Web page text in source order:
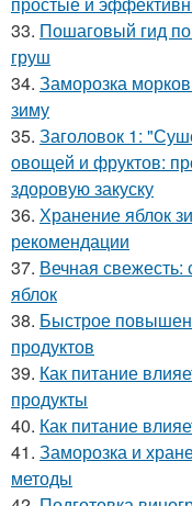
33. Пошаговый гид
груш
34. Заморозка
зиму
35. Заголовок 1:
овощей и фруктов:
здоровую закуску
36. Хранение яблок
рекомендации
37. Вечная свежесть:
яблок
38. Быстрое
продуктов
39. Как питание
продукты
40. Как питание
41. Заморозка и
методы